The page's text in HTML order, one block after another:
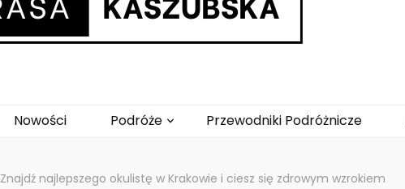
Nowości Podróże Przewodniki Podróżnicze
Znajdź najlepszego okulistę w Krakowie i ciesz się zdrowym wzrokiem